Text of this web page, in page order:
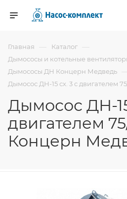
Главная — Каталог —
Дымососы и котельные
Дымососы ДН Концерн Медведь
Дымосос ДН-15 сх. 3 с двигателем
Дымосос ДН-
двигателем
Концерн